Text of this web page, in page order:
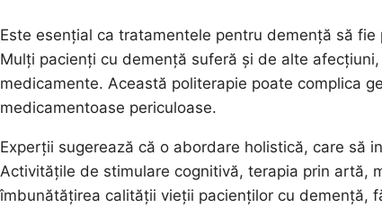
Este esențial ca tratamentele pentru demență să
Mulți pacienți cu demență suferă și de alte
medicamente. Această politerapie poate complica
medicamentoase periculoase.
Experții sugerează că o abordare holistică, care să
Activitățile de stimulare cognitivă, terapia prin artă,
îmbunătățirea calității vieții pacienților cu demență,